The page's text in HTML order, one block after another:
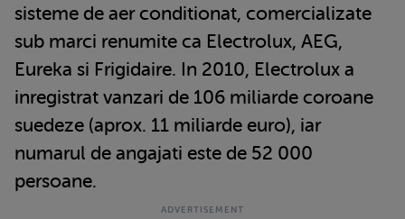
sisteme de aer conditionat, comercializate
sub marci renumite ca Electrolux, AEG,
Eureka si Frigidaire. In 2010, Electrolux a
inregistrat vanzari de 106 miliarde coroane
suedeze (aprox. 11 miliarde euro), iar
numarul de angajati este de 52 000
persoane.